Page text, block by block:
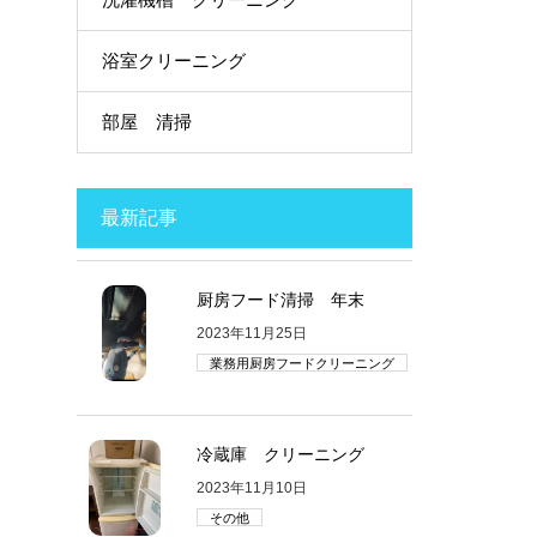
浴室クリーニング
部屋 清掃
最新記事
厨房フード清掃 年末
2023年11月25日
業務用厨房フードクリーニング
冷蔵庫 クリーニング
2023年11月10日
その他